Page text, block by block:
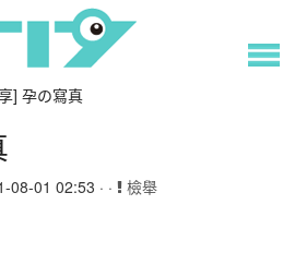
] 孕の寫真
08-01 02:53 · · 檢舉